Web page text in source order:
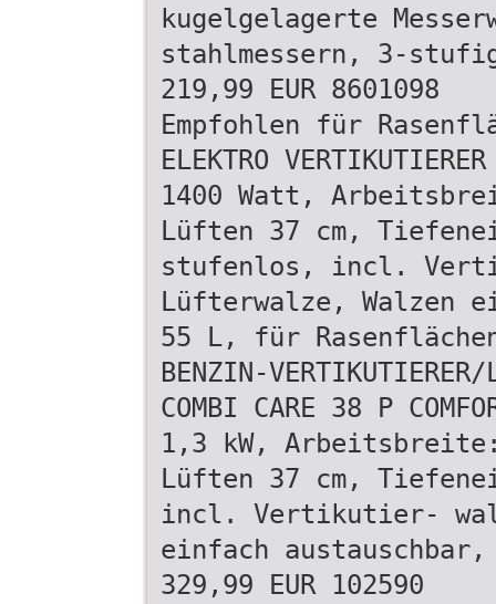
kugelgelagerte
stahlmessern, 3-
219,99 EUR 8601098
Empfohlen für
ELEKTRO
1400 Watt,
Lüften 37 cm,
stufenlos, incl.
Lüfterwalze, Walzen
55 L, für
BENZIN-VERTIKUTIERER/
COMBI CARE 38 P
1,3 kW,
Lüften 37 cm,
incl. Vertikutier-
einfach austauschbar,
329,99 EUR 102590